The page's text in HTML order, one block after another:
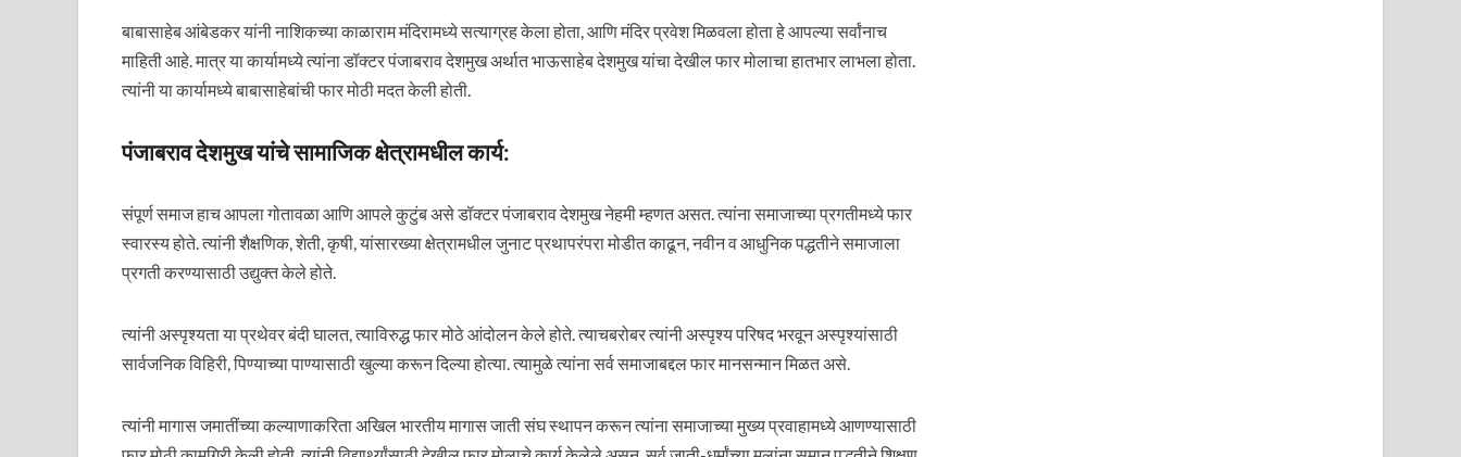
बाबासाहेब आंबेडकर यांनी नाशिकच्या काळाराम मंदिरामध्ये सत्याग्रह केला होता, आणि मंदिर प्रवेश मिळवला होता हे आपल्या सर्वांनाच
माहिती आहे. मात्र या कार्यामध्ये त्यांना डॉक्टर पंजाबराव देशमुख अर्थात भाऊसाहेब देशमुख यांचा देखील फार मोलाचा हातभार लाभला होता.
त्यांनी या कार्यामध्ये बाबासाहेबांची फार मोठी मदत केली होती.
पंजाबराव देशमुख यांचे सामाजिक क्षेत्रामधील कार्य:
संपूर्ण समाज हाच आपला गोतावळा आणि आपले कुटुंब असे डॉक्टर पंजाबराव देशमुख नेहमी म्हणत असत. त्यांना समाजाच्या प्रगतीमध्ये फार
स्वारस्य होते. त्यांनी शैक्षणिक, शेती, कृषी, यांसारख्या क्षेत्रामधील जुनाट प्रथापरंपरा मोडीत काढून, नवीन व आधुनिक पद्धतीने समाजाला
प्रगती करण्यासाठी उद्युक्त केले होते.
त्यांनी अस्पृश्यता या प्रथेवर बंदी घालत, त्याविरुद्ध फार मोठे आंदोलन केले होते. त्याचबरोबर त्यांनी अस्पृश्य परिषद भरवून अस्पृश्यांसाठी
सार्वजनिक विहिरी, पिण्याच्या पाण्यासाठी खुल्या करून दिल्या होत्या. त्यामुळे त्यांना सर्व समाजाबद्दल फार मानसन्मान मिळत असे.
त्यांनी मागास जमातींच्या कल्याणाकरिता अखिल भारतीय मागास जाती संघ स्थापन करून त्यांना समाजाच्या मुख्य प्रवाहामध्ये आणण्यासाठी